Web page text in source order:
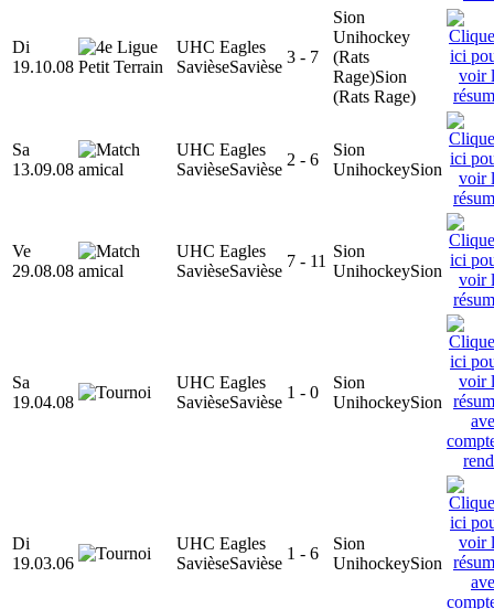
Di
19.10.08
UHC Eagles
SavièseSavièse
3 - 7
Sion
Unihockey
(Rats
Rage)Sion
(Rats Rage)
Sa
13.09.08
UHC Eagles
SavièseSavièse
2 - 6
Sion
UnihockeySion
Ve
29.08.08
UHC Eagles
SavièseSavièse
7 - 11
Sion
UnihockeySion
Sa
19.04.08
UHC Eagles
SavièseSavièse
1 - 0
Sion
UnihockeySion
Di
19.03.06
UHC Eagles
SavièseSavièse
1 - 6
Sion
UnihockeySion